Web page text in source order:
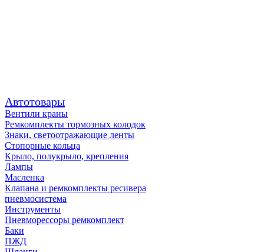
Автотовары
Вентили краны
Ремкомплекты тормозных колодок
Знаки, светоотражающие ленты
Стопорные кольца
Крыло, полукрыло, крепления
Лампы
Масленка
Клапана и ремкомплекты ресивера
пневмосистема
Инструменты
Пневморессоры ремкомплект
Баки
ПЖД